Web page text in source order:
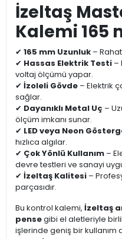
İzeltaş
Kalemi 165
✔ 165 mm Uzunluk –
✔ Hassas Elektrik Testi –
voltaj ölçümü yapar.
✔ İzoleli Gövde – Elektrik
sağlar.
✔ Dayanıklı Metal Uç –
ölçüm imkanı sunar.
✔ LED veya Neon
hızlıca algılar.
✔ Çok Yönlü Kullanım –
devre testleri ve sanayi
✔ İzeltaş Kalitesi –
parçasıdır.
Bu kontrol kalemi, İzeltaş
pensegibi el aletleriyle
işlerinde geniş bir kullanım